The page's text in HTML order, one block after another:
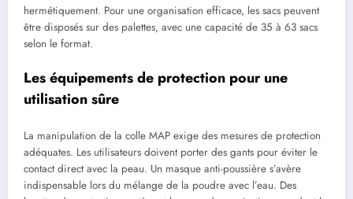
hermétiquement. Pour une organisation efficace, les sacs peuvent
être disposés sur des palettes, avec une capacité de 35 à 63 sacs
selon le format.
Les équipements de protection pour une
utilisation sûre
La manipulation de la colle MAP exige des mesures de protection
adéquates. Les utilisateurs doivent porter des gants pour éviter le
contact direct avec la peau. Un masque anti-poussière s’avère
indispensable lors du mélange de la poudre avec l’eau. Des